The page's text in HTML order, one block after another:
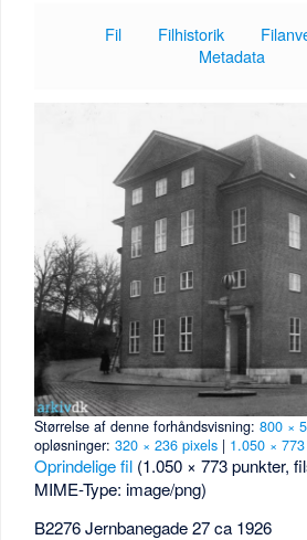
Fil Filhistorik
Metadata
Størrelse af denne forhåndsvisning:800 ×
opløsninger:320 × 236 pixels | 1.050 ×
Oprindelige fil (1.050 × 773 punkter,
MIME-Type: image/png)
B2276 Jernbanegade 27 ca 1926